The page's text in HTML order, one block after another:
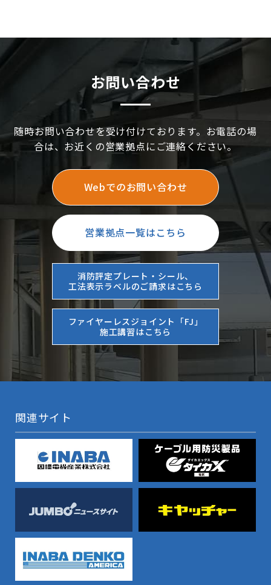
お問い合わせ
随時お問い合わせを受け付けております。お電話の場
合は、お近くの営業拠点にご連絡ください。
Webでのお問い合わせ
営業拠点一覧はこちら
消防評定プレート・シール、
工法表示ラベルのご請求はこちら
ファイヤーレスジョイント「FJ」
施工講習はこちら
関連サイト